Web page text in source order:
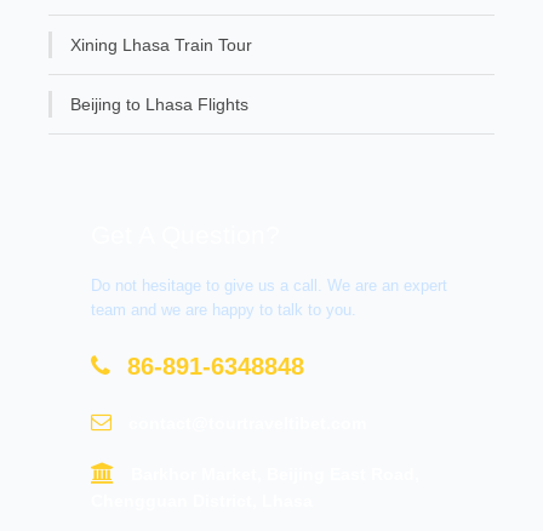
Xining Lhasa Train Tour
Beijing to Lhasa Flights
Do not hesitage to give us a call. We are an expert
team and we are happy to talk to you.
86-891-6348848